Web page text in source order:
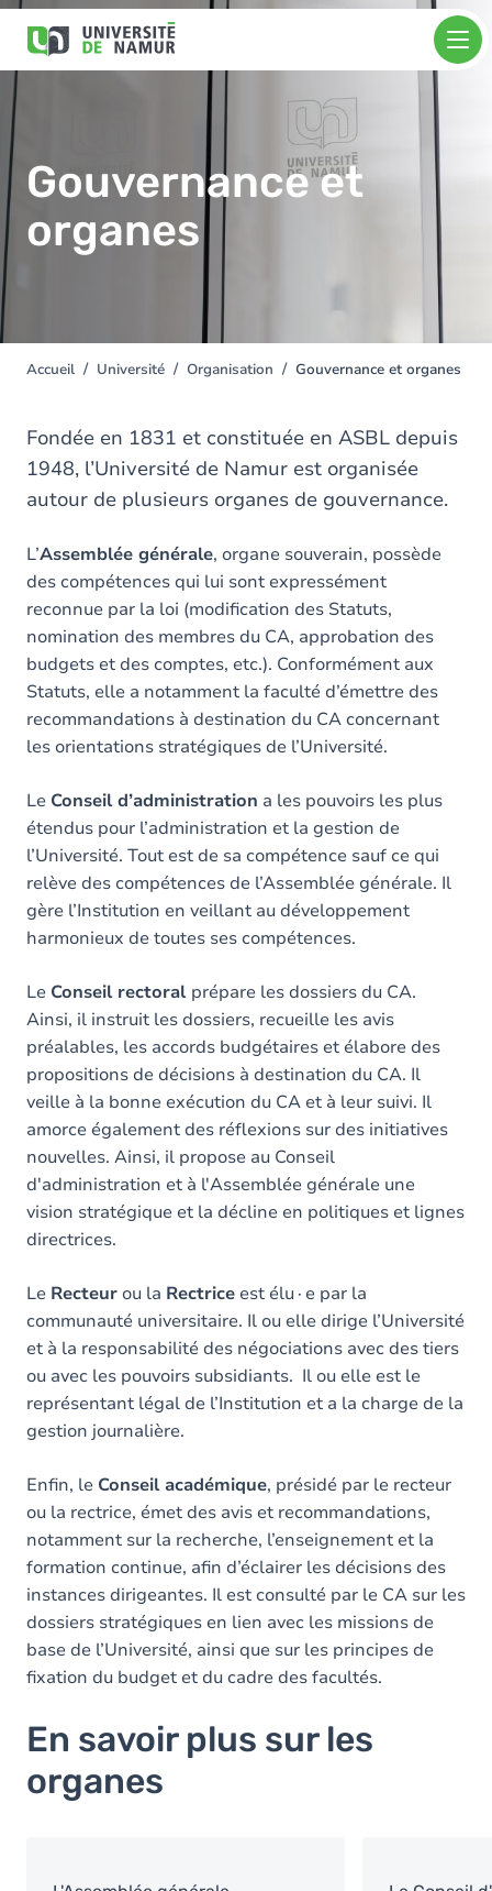
Aller au contenu principal
Aller
contenu
principal
Image
Gouvernance et
organes
You
here
Accueil Université Organisation Gouvernance et organes
Fondée en 1831 et constituée en ASBL depuis
1948, l’Université de Namur est organisée
autour de plusieurs organes de gouvernance.
L’Assemblée générale, organe souverain, possède
des compétences qui lui sont expressément
reconnue par la loi (modification des Statuts,
nomination des membres du CA, approbation des
budgets et des comptes, etc.). Conformément aux
Statuts, elle a notamment la faculté d’émettre des
recommandations à destination du CA concernant
les orientations stratégiques de l’Université.
Le Conseil d’administration a les pouvoirs les plus
étendus pour l’administration et la gestion de
l’Université. Tout est de sa compétence sauf ce qui
relève des compétences de l’Assemblée générale. Il
gère l’Institution en veillant au développement
harmonieux de toutes ses compétences.
Le Conseil rectoral prépare les dossiers du CA.
Ainsi, il instruit les dossiers, recueille les avis
préalables, les accords budgétaires et élabore des
propositions de décisions à destination du CA. Il
veille à la bonne exécution du CA et à leur suivi. Il
amorce également des réflexions sur des initiatives
nouvelles. Ainsi, il propose au Conseil
d'administration et à l'Assemblée générale une
vision stratégique et la décline en politiques et lignes
directrices.
Le Recteur ou la Rectrice est élu∙e par la
communauté universitaire. Il ou elle dirige l’Université
et à la responsabilité des négociations avec des tiers
ou avec les pouvoirs subsidiants. Il ou elle est le
représentant légal de l’Institution et a la charge de la
gestion journalière.
Enfin, le Conseil académique, présidé par le recteur
ou la rectrice, émet des avis et recommandations,
notamment sur la recherche, l’enseignement et la
formation continue, afin d’éclairer les décisions des
instances dirigeantes. Il est consulté par le CA sur les
dossiers stratégiques en lien avec les missions de
base de l’Université, ainsi que sur les principes de
fixation du budget et du cadre des facultés.
En savoir plus sur les
organes